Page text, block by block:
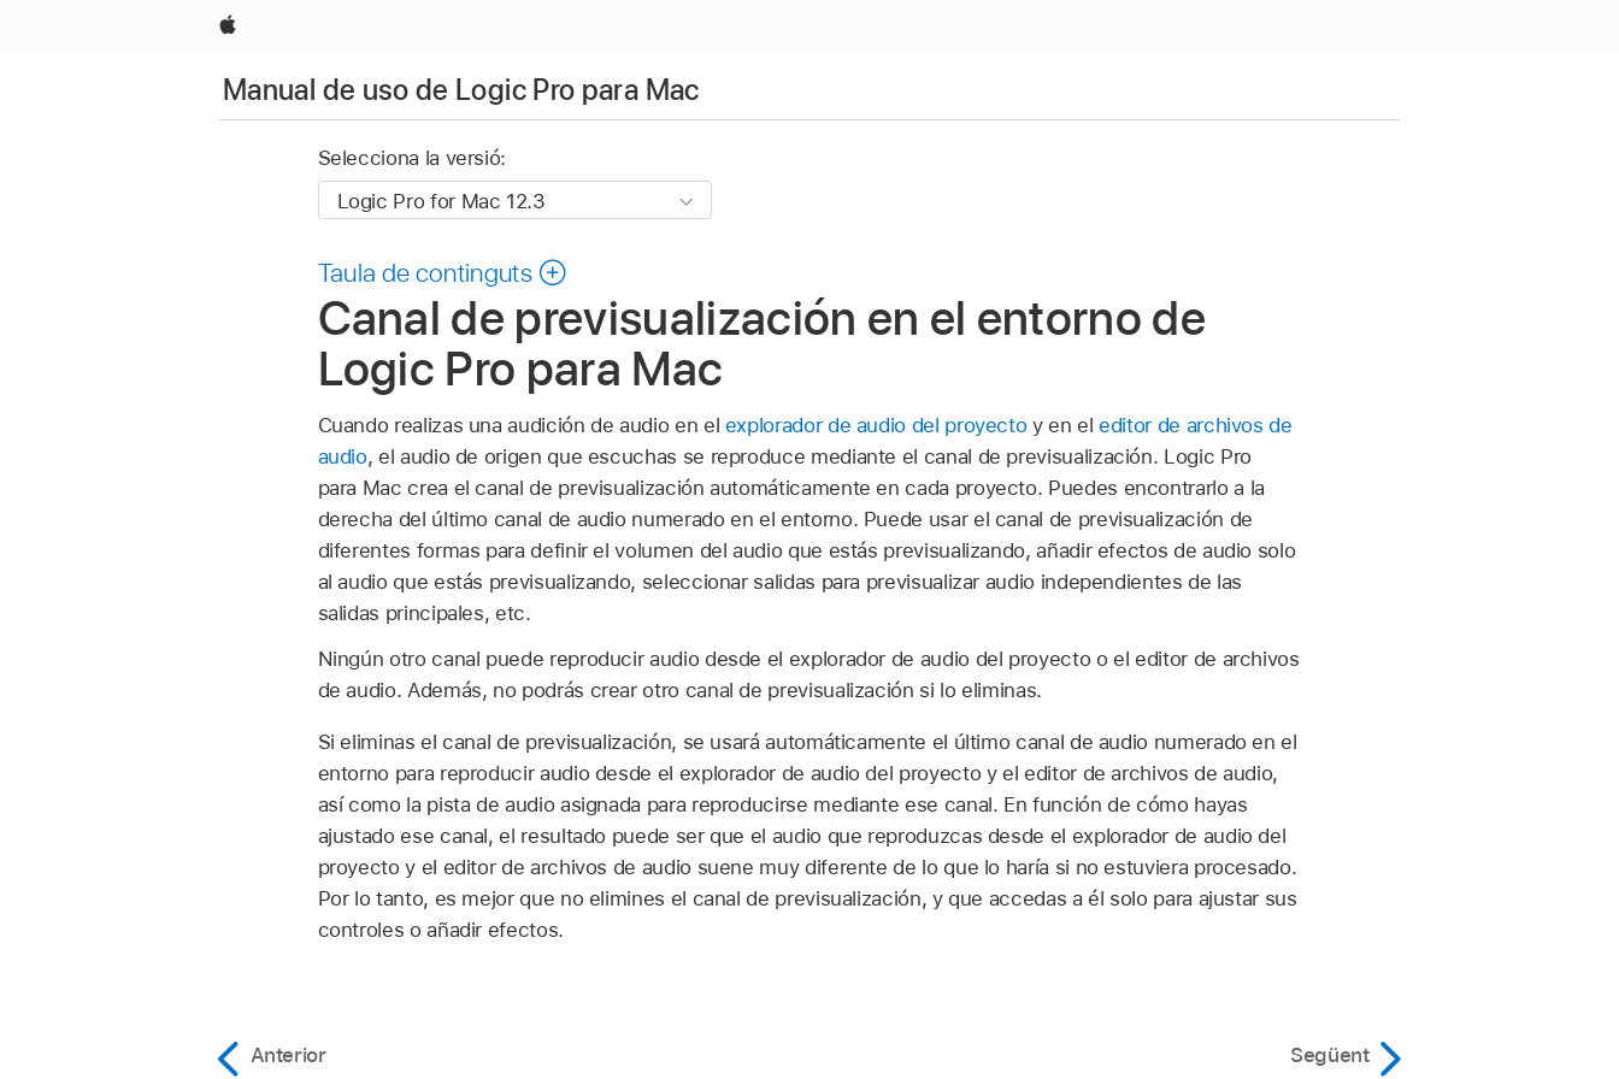
Apple
Manual de uso de Logic Pro para Mac
Selecciona la versió:
Taula de continguts
Canal de previsualización en el entorno de
Logic Pro para Mac
Cuando realizas una audición de audio en el explorador de audio del proyectoy en eleditor de archivos de
audio, el audio de origen que escuchas se reproduce mediante el canal de previsualización. Logic Pro
para Mac crea el canal de previsualización automáticamente en cada proyecto. Puedes encontrarlo a la
derecha del último canal de audio numerado en el entorno. Puede usar el canal de previsualización de
diferentes formas para definir el volumen del audio que estás previsualizando, añadir efectos de audio solo
al audio que estás previsualizando, seleccionar salidas para previsualizar audio independientes de las
salidas principales, etc.
Ningún otro canal puede reproducir audio desde el explorador de audio del proyecto o el editor de archivos
de audio. Además, no podrás crear otro canal de previsualización si lo eliminas.
Si eliminas el canal de previsualización, se usará automáticamente el último canal de audio numerado en el
entorno para reproducir audio desde el explorador de audio del proyecto y el editor de archivos de audio,
así como la pista de audio asignada para reproducirse mediante ese canal. En función de cómo hayas
ajustado ese canal, el resultado puede ser que el audio que reproduzcas desde el explorador de audio del
proyecto y el editor de archivos de audio suene muy diferente de lo que lo haría si no estuviera procesado.
Por lo tanto, es mejor que no elimines el canal de previsualización, y que accedas a él solo para ajustar sus
controles o añadir efectos.
Anterior
Següent